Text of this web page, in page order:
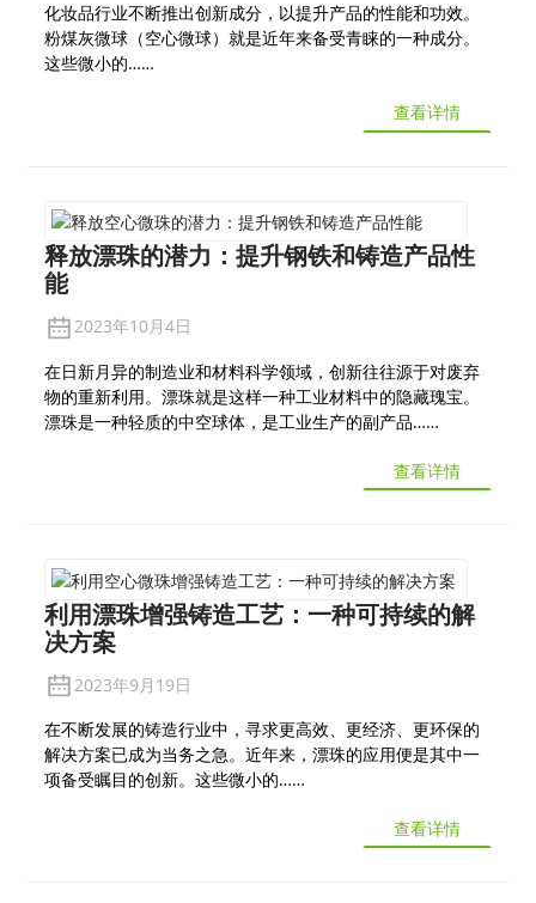
化妆品行业不断推出创新成分，以提升产品的性能和功效。
粉煤灰微球（空心微球）就是近年来备受青睐的一种成分。
这些微小的……
查看详情
释放漂珠的潜力：提升钢铁和铸造产品性
能
2023年10月4日
在日新月异的制造业和材料科学领域，创新往往源于对废弃
物的重新利用。漂珠就是这样一种工业材料中的隐藏瑰宝。
漂珠是一种轻质的中空球体，是工业生产的副产品……
查看详情
利用漂珠增强铸造工艺：一种可持续的解
决方案
2023年9月19日
在不断发展的铸造行业中，寻求更高效、更经济、更环保的
解决方案已成为当务之急。近年来，漂珠的应用便是其中一
项备受瞩目的创新。这些微小的……
查看详情